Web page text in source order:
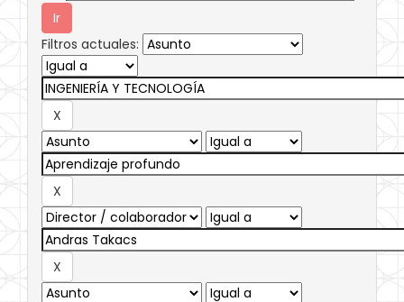
Filtros actuales: